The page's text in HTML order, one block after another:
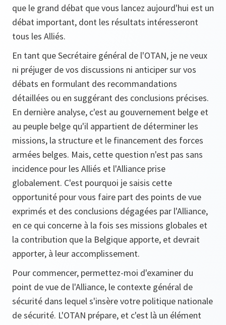
que le grand débat que vous lancez aujourd'hui est un
débat important, dont les résultats intéresseront
tous les Alliés.
En tant que Secrétaire général de l'OTAN, je ne veux
ni préjuger de vos discussions ni anticiper sur vos
débats en formulant des recommandations
détaillées ou en suggérant des conclusions précises.
En dernière analyse, c'est au gouvernement belge et
au peuple belge qu'il appartient de déterminer les
missions, la structure et le financement des forces
armées belges. Mais, cette question n'est pas sans
incidence pour les Alliés et l'Alliance prise
globalement. C'est pourquoi je saisis cette
opportunité pour vous faire part des points de vue
exprimés et des conclusions dégagées par l'Alliance,
en ce qui concerne à la fois ses missions globales et
la contribution que la Belgique apporte, et devrait
apporter, à leur accomplissement.
Pour commencer, permettez-moi d'examiner du
point de vue de l'Alliance, le contexte général de
sécurité dans lequel s'insère votre politique nationale
de sécurité. L'OTAN prépare, et c'est là un élément